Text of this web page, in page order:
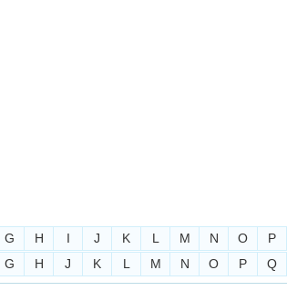
G H I J K L M N O P
G H J K L M N O P Q